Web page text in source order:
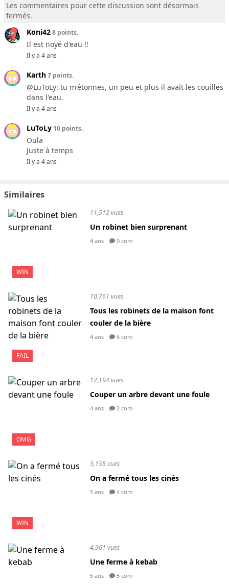
Les commentaires pour cette discussion sont désormais
fermés.
Koni428 points.
Il est noyé d'eau !!
Il y a 4 ans
Karth7 points.
@LuToLy: tu m'étonnes, un peu et plus il avait les couilles
dans l'eau.
Il y a 4 ans
LuToLy 10 points.
Oula
Juste à temps
Il y a 4 ans
Similaires
WIN
11,512 vues
Un robinet bien surprenant
4 ans 0 com
FAIL
10,761 vues
Tous les robinets de la maison font
couler de la bière
4 ans 6 com
OMG
12,194 vues
Couper un arbre devant une foule
4 ans 2 com
WIN
5,155 vues
On a fermé tous les cinés
5 ans 4 com
4,961 vues
Une ferme à kebab
5 ans 5 com